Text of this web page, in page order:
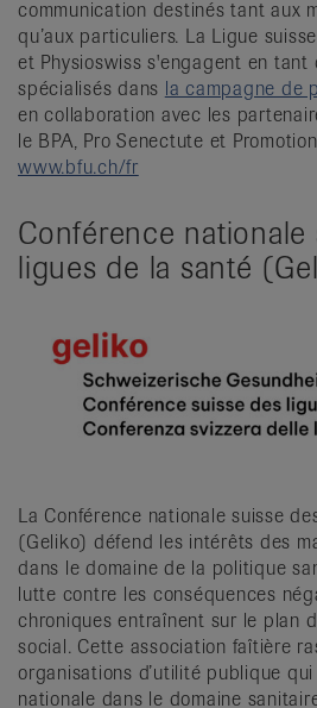
communication destinés tant aux
qu’aux particuliers. La Ligue
et Physioswiss s'engagent en tant
spécialisés dans la campagne de
en collaboration avec les
le BPA, Pro Senectute et
www.bfu.ch/fr
Conférence nationale
ligues de la santé
La Conférence nationale suisse
(Geliko) défend les intérêts des
dans le domaine de la politique
lutte contre les conséquences
chroniques entraînent sur le plan
social. Cette association faîtière
organisations d’utilité publique qui
nationale dans le domaine